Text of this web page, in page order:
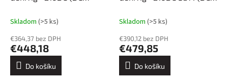
Skladom (>5 ks)
€364,37 bez DPH
€448,18
Do košíku
Skladom (>5 ks)
€390,12 bez DPH
€479,85
Do košíku